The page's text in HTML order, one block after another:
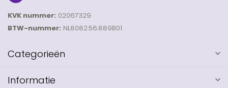
KVK nummer: 02067329
BTW-nummer: NL8082.56.889B01
Categorieën
Informatie